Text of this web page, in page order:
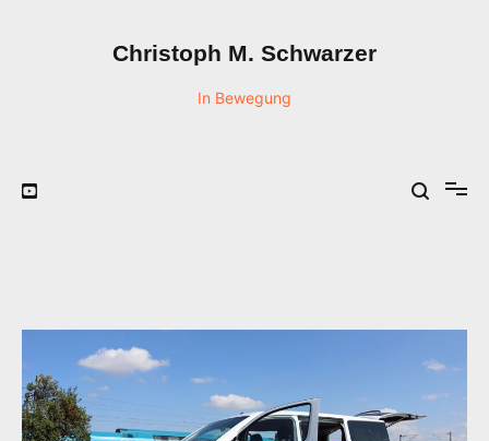
Christoph M. Schwarzer
In Bewegung